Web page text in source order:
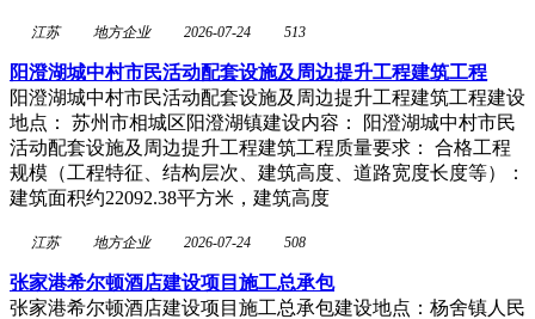
江苏 地方企业 2026-07-24 513
阳澄湖城中村市民活动配套设施及周边提升工程建筑工程
阳澄湖城中村市民活动配套设施及周边提升工程建筑工程建设
地点： 苏州市相城区阳澄湖镇建设内容： 阳澄湖城中村市民
活动配套设施及周边提升工程建筑工程质量要求： 合格工程
规模（工程特征、结构层次、建筑高度、道路宽度长度等）：
建筑面积约22092.38平方米，建筑高度
江苏 地方企业 2026-07-24 508
张家港希尔顿酒店建设项目施工总承包
张家港希尔顿酒店建设项目施工总承包建设地点：杨舍镇人民